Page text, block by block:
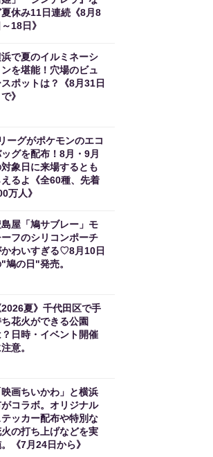
夏休み11日連続《8月8
～18日》
で夏のイルミネーシ
ンを堪能！穴場のビュ
スポットは？《8月31日
》
ーグがポケモンのエコ
グを配布！8月・9月
象日に来場するとも
えるよ《全60種、先着
万人》
島屋「鳩サブレー」モ
フのシリコンポーチ
わいすぎる♡8月10日
鳩の日"発売。
2026夏》千代田区で手
花火ができる公園
？日時・イベント開催
意。
映画ちいかわ」と横浜
コラボ。オリジナル
テッカー配布や特別な
の打ち上げなどを実
《7月24日から》